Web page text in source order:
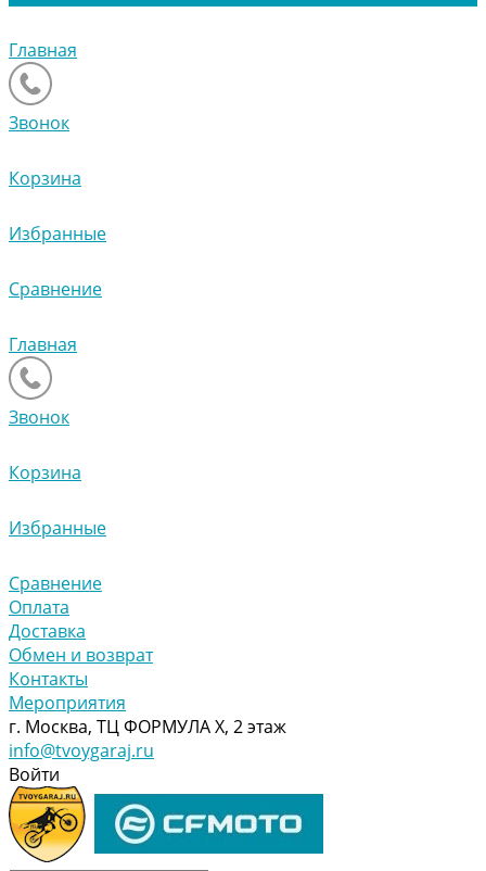
Главная
Звонок
Корзина
Избранные
Сравнение
Главная
Звонок
Корзина
Избранные
Сравнение
Оплата
Доставка
Обмен и возврат
Контакты
Мероприятия
г. Москва, ТЦ ФОРМУЛА Х, 2 этаж
info@tvoygaraj.ru
Войти